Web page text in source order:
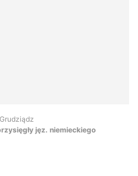
jęz. niemieckiego